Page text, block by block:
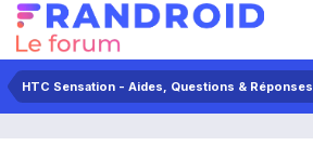
HTC Sensation - Aides, Questions & Réponses